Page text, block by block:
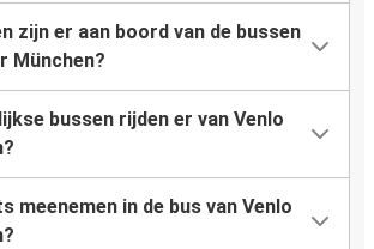
zijn er aan boord van de bussen
München?
bussen rijden er van Venlo
meenemen in de bus van Venlo